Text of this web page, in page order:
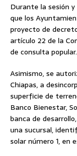
Durante la sesión
que los
proyecto de
artículo 22 de la
de consulta popular.
Asimismo, se
Chiapas, a
superficie de
Banco Bienestar,
banca de
una sucursal,
solar número 1, en